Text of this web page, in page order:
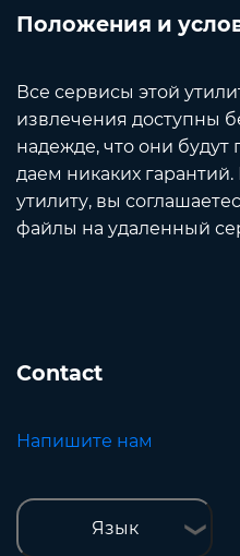
Положения и
Все сервисы этой
извлечения доступны
надежде, что они
даем никаких гарантий.
утилиту, вы
файлы на удаленный
Contact
Напишите нам
Язык